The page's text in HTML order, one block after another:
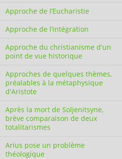
Approche de l’Eucharistie
Approche de l’intégration
Approche du christianisme d'un
point de vue historique
Approches de quelques thèmes,
préalables à la métaphysique
d'Aristote
Après la mort de Soljenitsyne,
brève comparaison de deux
totalitarismes
Arius pose un problème
théologique